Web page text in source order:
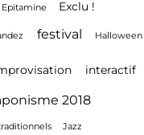
Epitamine Exclu !
festival Halloween
interactif
2018
Jazz